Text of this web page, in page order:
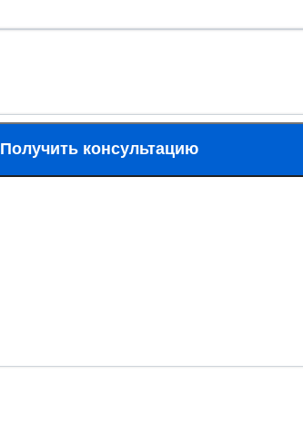
Получить консультацию